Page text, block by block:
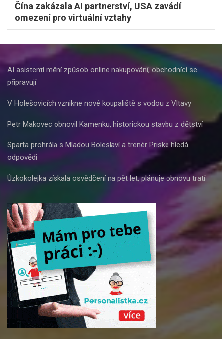
Čína zakázala AI partnerství, USA zavádí
omezení pro virtuální vztahy
AI asistenti mění způsob online nakupování, obchodníci se
připravují
V Holešovicích vznikne nové koupaliště s vodou z Vltavy
Petr Makovec obnovil Kamenku, historickou stavbu z dětství
Sparta prohrála s Mladou Boleslaví a trenér Priske hledá
odpovědi
Úzkokolejka získala osvědčení na pět let, plánuje obnovu tratí